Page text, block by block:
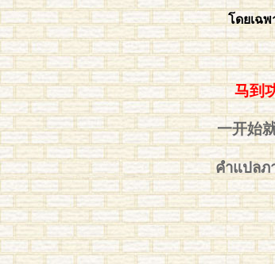
โดยเฉ
马到
一开始
คำแปลภ